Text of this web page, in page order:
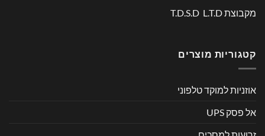
מקבוצת T.D.S.D L.T.D
קטגוריות מוצרים
אוזניות למוקד טלפוני
אל פסק UPS